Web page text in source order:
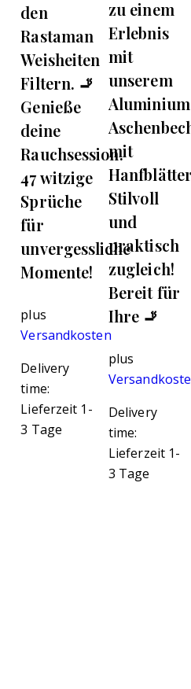
den
Rastaman
Weisheiten
Filtern. 🚬
Genieße
deine
Rauchsession.
47 witzige
Sprüche
für
unvergessliche
Momente!
plus
Versandkosten
Delivery
time:
Lieferzeit 1-
3 Tage
zu einem
Erlebnis
mit
unserem
Aluminium
mit
Stilvoll
und
praktisch
zugleich!
Bereit für
Ihre 🚬
plus
Delivery
time:
Lieferzeit 1-
3 Tage